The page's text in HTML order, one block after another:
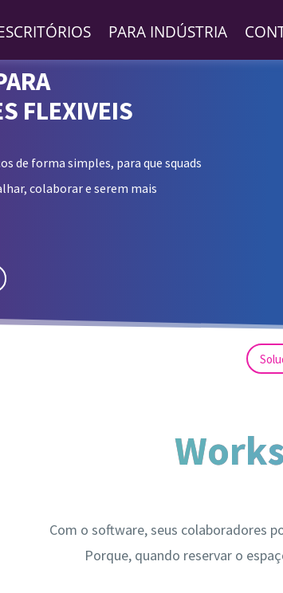
PARA INDÚSTRIA
FLEXIVEIS
de forma simples, para que squads
colaborar e serem mais
Com o software, seus colaboradores
Porque, quando reservar o